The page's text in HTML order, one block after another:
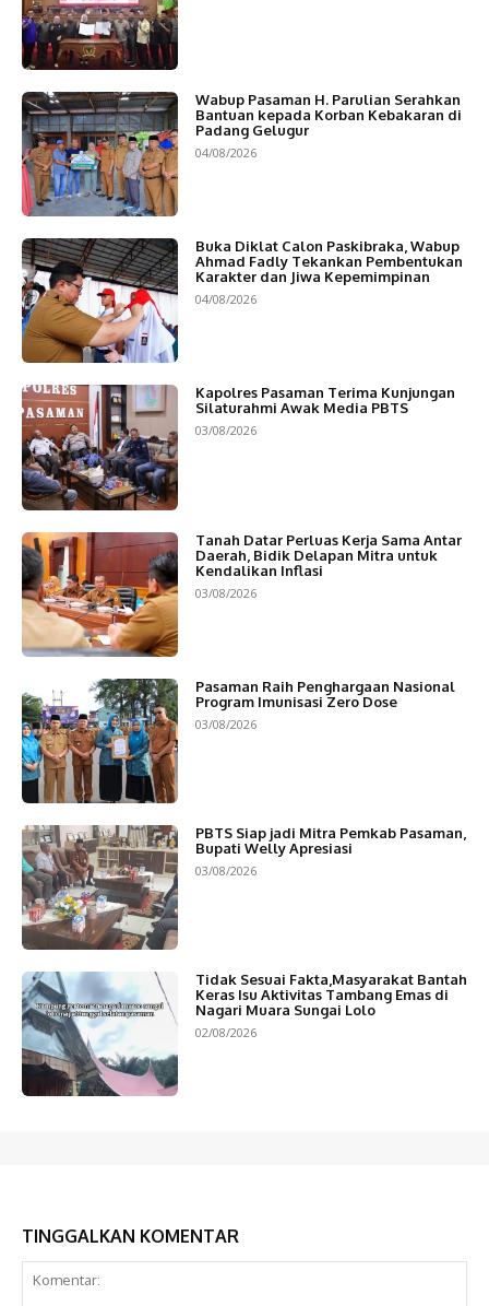
Wabup Pasaman H. Parulian Serahkan
Bantuan kepada Korban Kebakaran di
Padang Gelugur
04/08/2026
Buka Diklat Calon Paskibraka, Wabup
Ahmad Fadly Tekankan Pembentukan
Karakter dan Jiwa Kepemimpinan
04/08/2026
Kapolres Pasaman Terima Kunjungan
Silaturahmi Awak Media PBTS
03/08/2026
Tanah Datar Perluas Kerja Sama Antar
Daerah, Bidik Delapan Mitra untuk
Kendalikan Inflasi
03/08/2026
Pasaman Raih Penghargaan Nasional
Program Imunisasi Zero Dose
03/08/2026
PBTS Siap jadi Mitra Pemkab Pasaman,
Bupati Welly Apresiasi
03/08/2026
Tidak Sesuai Fakta,Masyarakat Bantah
Keras Isu Aktivitas Tambang Emas di
Nagari Muara Sungai Lolo
02/08/2026
TINGGALKAN KOMENTAR